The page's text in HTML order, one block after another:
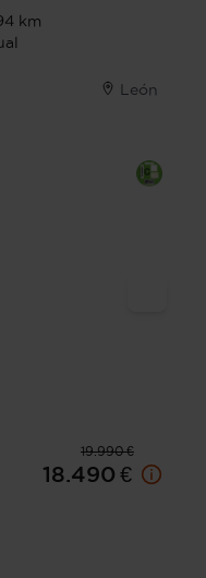
km
León
19.990 €
18.490 €